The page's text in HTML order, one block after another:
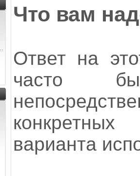
Что вам
Ответ на
часто
варианта